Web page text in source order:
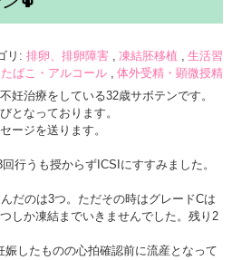
リ: 排卵、排卵障害 凍結胚移植
生活習
ばこ・アルコール
体外受精・顕微授精
妊治療をしている32歳サボテンです。
となっております。
ージを送ります。
行うも授からずICSIにすすみました。
だのは3つ。ただその時はグレードCは
しか凍結までいきませんでした。残り2
したものの心拍確認前に流産となって